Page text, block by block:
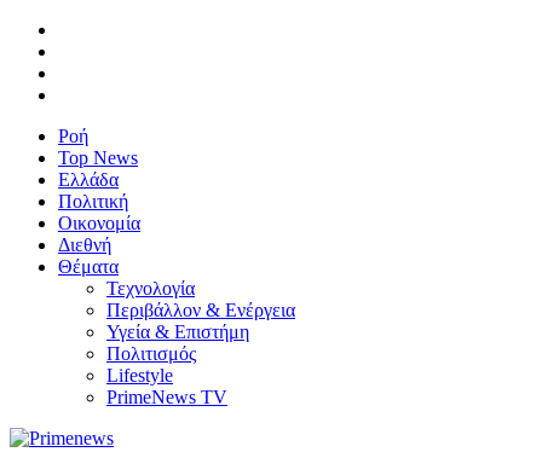
Ροή
Top News
Ελλάδα
Πολιτική
Οικονομία
Διεθνή
Θέματα
Τεχνολογία
Περιβάλλον & Ενέργεια
Υγεία & Επιστήμη
Πολιτισμός
Lifestyle
PrimeNews TV